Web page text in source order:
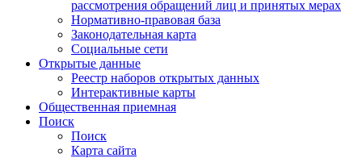
рассмотрения обращений лиц и принятых мерах
Нормативно-правовая база
Законодательная карта
Социальные сети
Открытые данные
Реестр наборов открытых данных
Интерактивные карты
Общественная приемная
Поиск
Поиск
Карта сайта